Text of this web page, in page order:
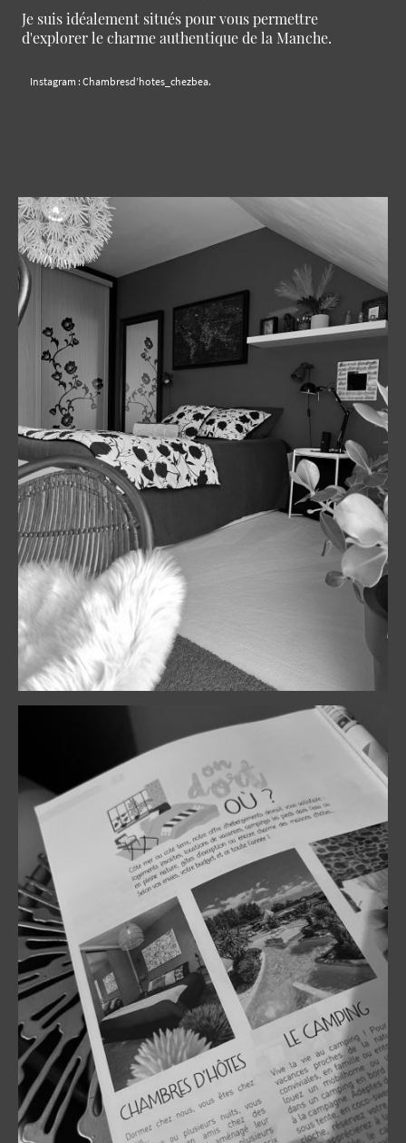
Je suis idéalement situés pour vous permettre
d'explorer le charme authentique de la Manche.
Instagram : Chambresd’hotes_chezbea.